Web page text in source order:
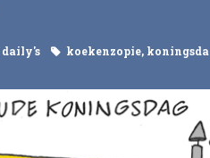
daily's koekenzopie,